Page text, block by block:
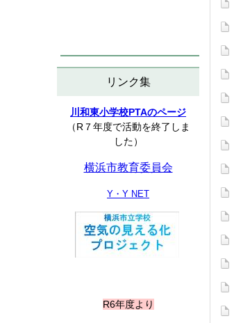
リンク集
川和東小学校PTAのページ
（R７年度で活動を終了しま
した）
横浜市教育委員会
Y・Y NET
R6年度より